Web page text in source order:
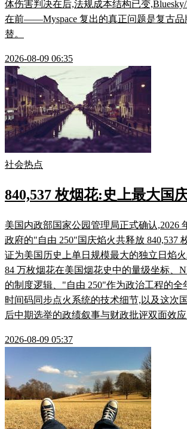
体伤害判决在后,法规成本结构已变,Bluesky/
在前——Myspace 复出的真正问题是复古品
替。
2026-08-09 06:35
社会热点
840,537 枚烟花:史上最大国
美国内政部国家公园管理局正式确认,2026
政府的"自由 250"国庆焰火共释放 840,537
证为美国历史上单日规模最大的独立日焰
84 万枚烟花在美国烟花史中的量级坐标、
的制度逻辑、"自由 250"作为政治工程的全
时间码同步点火系统的技术细节,以及这次
后中期选举的政绩叙事与财政批评双面效应
2026-08-09 05:37